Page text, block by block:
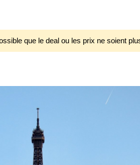
que le deal ou les prix ne soient